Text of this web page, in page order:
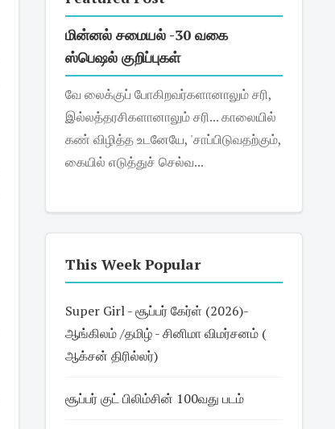
மின்னல் சமையல் -30 வகை
ஸ்பெஷல் குறிப்புகள்
வே லைக்குப் போகிறவர்களானாலும் சரி,
இல்லத்தரசிகளானாலும் சரி... காலையில்
கண் விழித்த உடனேயே, 'சாப்பிடுவதற்கும்,
கையில் எடுத்துச் செல்வ...
This Week Popular
Super Girl - சூப்பர் கேர்ள் (2026)-
ஆங்கிலம் /தமிழ் - சினிமா விமர்சனம் (
ஆக்சன் திரில்லர்)
சூப்பர் குட் பிலிம்சின் 100வது படம்